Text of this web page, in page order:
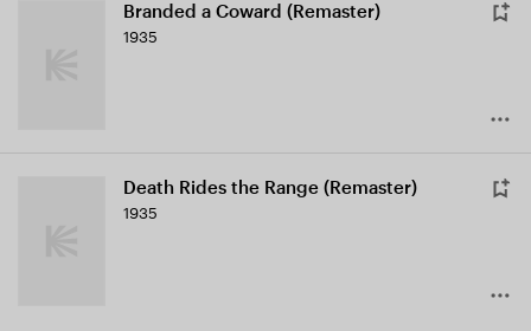
Branded a Coward (Remaster)
1935
Death Rides the Range (Remaster)
1935